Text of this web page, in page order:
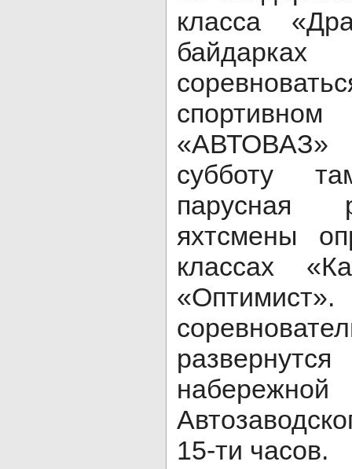
класса
субботу
парусная
яхтсмены
классах
15-ти часов.